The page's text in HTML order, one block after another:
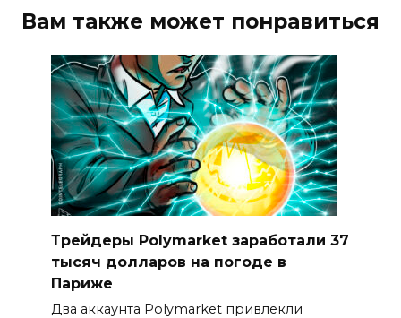
Вам также может понравиться
Трейдеры Polymarket заработали 37
тысяч долларов на погоде в
Париже
Два аккаунта Polymarket привлекли